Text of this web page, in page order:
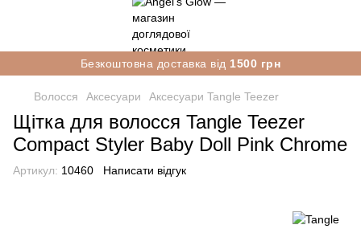
Безкоштовна доставка від 1500 грн
Волосся Аксесуари Аксесуари Tangle Teezer
Щітка для волосся Tangle Teezer
Compact Styler Baby Doll Pink Chrome
Артикул: 10460 Написати відгук